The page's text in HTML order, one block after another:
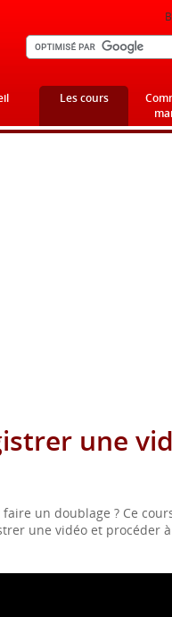
Les cours
une
un doublage ? Ce
une vidéo et procéder